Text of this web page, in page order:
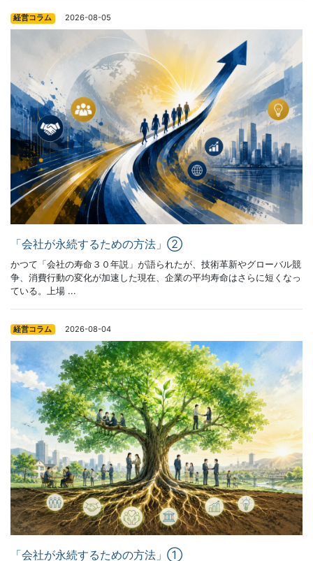
経営コラム 2026-08-05
「会社が永続するための方法」②
かつて「会社の寿命３０年説」が語られたが、技術革新やグローバル競
争、消費行動の変化が加速した現在、企業の平均寿命はさらに短くなっ
ている。上場 ...
経営コラム 2026-08-04
「会社が永続するための方法」①